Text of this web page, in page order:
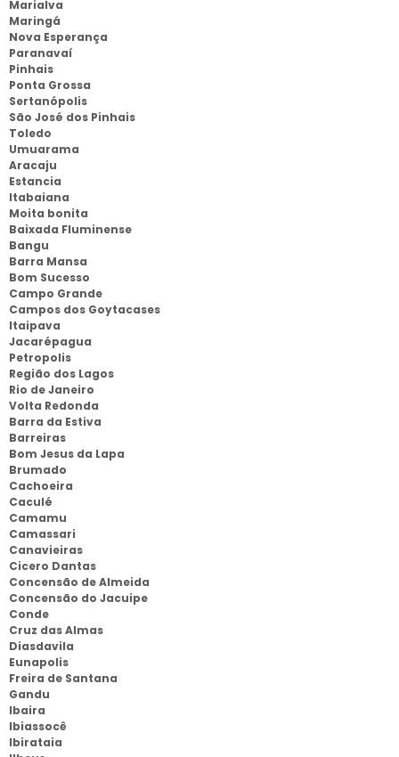
Marialva
Maringá
Nova Esperança
Paranavaí
Pinhais
Ponta Grossa
Sertanópolis
São José dos Pinhais
Toledo
Umuarama
Aracaju
Estancia
Itabaiana
Moita bonita
Baixada Fluminense
Bangu
Barra Mansa
Bom Sucesso
Campo Grande
Campos dos Goytacases
Itaipava
Jacarépagua
Petropolis
Região dos Lagos
Rio de Janeiro
Volta Redonda
Barra da Estiva
Barreiras
Bom Jesus da Lapa
Brumado
Cachoeira
Caculé
Camamu
Camassari
Canavieiras
Cicero Dantas
Concensão de Almeida
Concensão do Jacuipe
Conde
Cruz das Almas
Diasdavila
Eunapolis
Freira de Santana
Gandu
Ibaira
Ibiassocê
Ibirataia